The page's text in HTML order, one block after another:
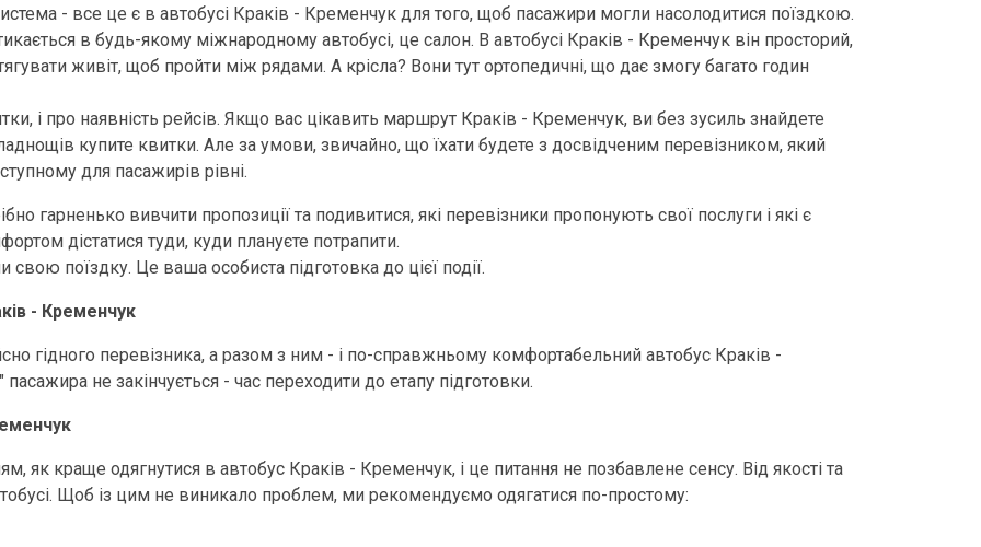
- все це є в автобусі Краків - Кременчук для того, щоб пасажири могли насолодитися поїздкою.
в будь-якому міжнародному автобусі, це салон. В автобусі Краків - Кременчук він просторий,
живіт, щоб пройти між рядами. А крісла? Вони тут ортопедичні, що дає змогу багато годин
і про наявність рейсів. Якщо вас цікавить маршрут Краків - Кременчук, ви без зусиль знайдете
купите квитки. Але за умови, звичайно, що їхати будете з досвідченим перевізником, який
для пасажирів рівні.
гарненько вивчити пропозиції та подивитися, які перевізники пропонують свої послуги і які є
дістатися туди, куди плануєте потрапити.
поїздку. Це ваша особиста підготовка до цієї події.
- Кременчук
гідного перевізника, а разом з ним - і по-справжньому комфортабельний автобус Краків -
не закінчується - час переходити до етапу підготовки.
як краще одягнутися в автобус Краків - Кременчук, і це питання не позбавлене сенсу. Від якості та
Щоб із цим не виникало проблем, ми рекомендуємо одягатися по-простому: